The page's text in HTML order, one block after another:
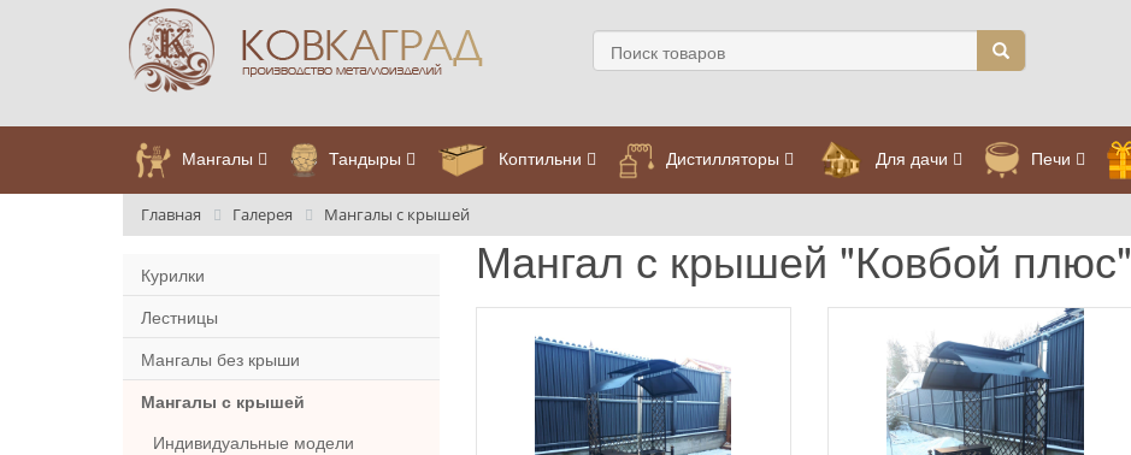
Мангалы Тандыры Коптильни Дистилляторы Для дачи Печи
Главная Галерея Мангалы с крышей
Курилки
Лестницы
Мангалы без крыши
Мангалы с крышей
Индивидуальные модели
Мангал с крышей "Ковбой плюс"